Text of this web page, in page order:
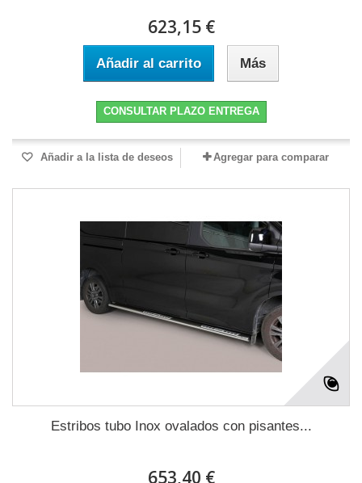
623,15 €
Añadir al carrito Más
CONSULTAR PLAZO ENTREGA
Añadir a la lista de deseos Agregar para comparar
Estribos tubo Inox ovalados con pisantes...
653,40 €